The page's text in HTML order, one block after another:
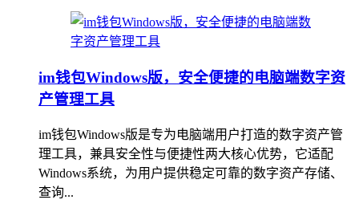
im钱包Windows版，安全便捷的电脑端数字资
产管理工具
im钱包Windows版是专为电脑端用户打造的数字资产管
理工具，兼具安全性与便捷性两大核心优势，它适配
Windows系统，为用户提供稳定可靠的数字资产存储、
查询...